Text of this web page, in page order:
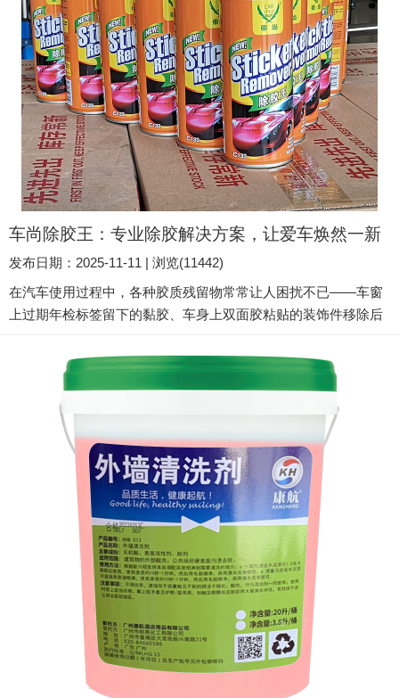
车尚除胶王：专业除胶解决方案，让爱车焕然一新
发布日期：2025-11-11 | 浏览(11442)
在汽车使用过程中，各种胶质残留物常常让人困扰不已——车窗
上过期年检标签留下的黏胶、车身上双面胶粘贴的装饰件移除后
观，更可能损伤车漆表面。车尚除胶王凭借其卓越的除胶性能和
专业保护配方，成为汽车养护领域的理想选择。 核心优势：高效
溶解，全面保护 强力快速溶解 车尚除胶王采用先进的溶剂配方，
能够快速渗透并分解各种胶质结构。无论是压敏胶、环氧树脂